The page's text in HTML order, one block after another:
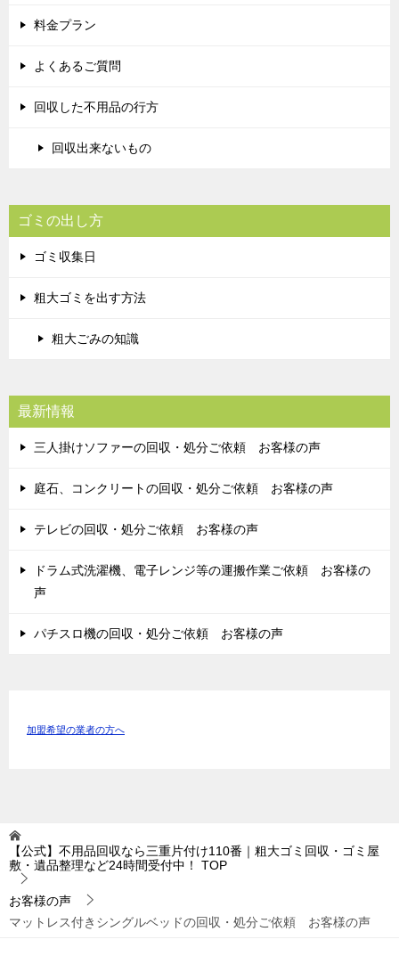
料金プラン
よくあるご質問
回収した不用品の行方
回収出来ないもの
ゴミの出し方
ゴミ収集日
粗大ゴミを出す方法
粗大ごみの知識
最新情報
三人掛けソファーの回収・処分ご依頼 お客様の声
庭石、コンクリートの回収・処分ご依頼 お客様の声
テレビの回収・処分ご依頼 お客様の声
ドラム式洗濯機、電子レンジ等の運搬作業ご依頼 お客様の
声
パチスロ機の回収・処分ご依頼 お客様の声
加盟希望の業者の方へ
【公式】不用品回収なら三重片付け110番｜粗大ゴミ回収・ゴミ屋
敷・遺品整理など24時間受付中！
TOP
お客様の声
マットレス付きシングルベッドの回収・処分ご依頼 お客様の声